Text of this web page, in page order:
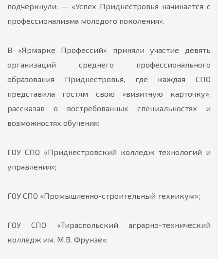
подчеркнули: — «Успех Приднестровья начинается с
профессионализма молодого поколения».
В «Ярмарке Профессий» приняли участие девять
организаций среднего профессионального
образования Приднестровья, где каждая СПО
представила гостям свою «визитную карточку»,
рассказав о востребованных специальностях и
возможностях обучения:
ГОУ СПО «Приднестровский колледж технологий и
управления»;
ГОУ СПО «Промышленно-строительный техникум»;
ГОУ СПО «Тираспольский аграрно-технический
колледж им. М.В. Фрунзе»;